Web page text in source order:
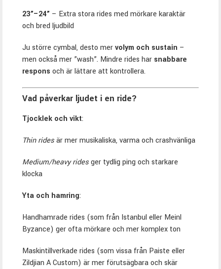
23”–24” – Extra stora rides med mörkare karaktär
och bred ljudbild
Ju större cymbal, desto mervolym och sustain –
men också mer ”wash”. Mindre rides har snabbare
respons och är lättare att kontrollera.
Vad påverkar ljudet i en ride?
Tjocklek och vikt:
Thin ridesär mer musikaliska, varma och crashvänliga
Medium/heavy ridesger tydlig ping och starkare
klocka
Yta och hamring:
Handhamrade rides (som från Istanbul eller Meinl
Byzance) ger ofta mörkare och mer komplex ton
Maskintillverkade rides (som vissa från Paiste eller
Zildjian A Custom) är mer förutsägbara och skär